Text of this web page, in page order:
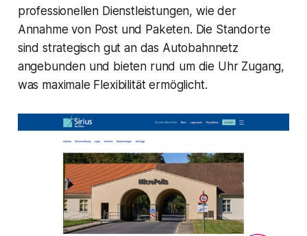
professionellen Dienstleistungen, wie der
Annahme von Post und Paketen. Die Standorte
sind strategisch gut an das Autobahnnetz
angebunden und bieten rund um die Uhr Zugang,
was maximale Flexibilität ermöglicht.